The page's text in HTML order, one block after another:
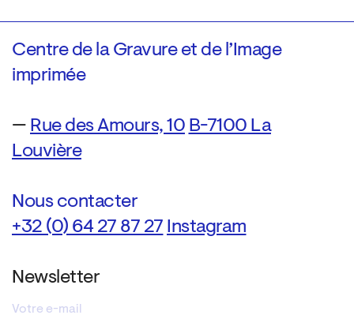
Centre de la Gravure et de l’Image
imprimée
— Rue des Amours, 10 B-7100 La
Louvière
Nous contacter
+32 (0) 64 27 87 27 Instagram
Newsletter